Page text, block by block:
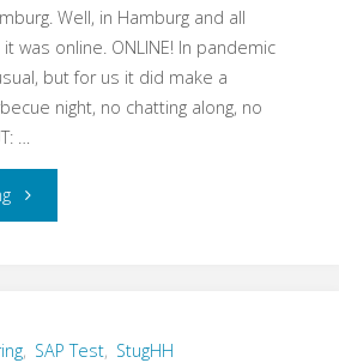
ist
anders
bei
SAP!"
Well, in Hamburg and all
was online. ONLINE! In pandemic
but for us it did make a
night, no chatting along, no
…
"#FlattenTheCurve:
Barcamp
, SAP Test, StugHH